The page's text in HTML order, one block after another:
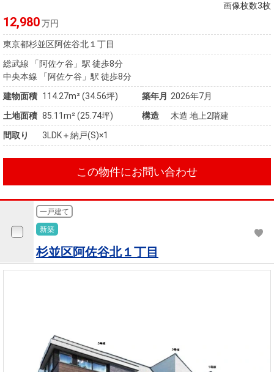
（電子ブ
ック）
画像枚数3枚
12,980万円
東京都杉並区阿佐谷北１丁目
総武線 「阿佐ケ谷」駅 徒歩8分
中央本線 「阿佐ケ谷」駅 徒歩8分
建物面積 114.27m² (34.56坪) 築年月 2026年7月
土地面積 85.11m² (25.74坪) 構造
木造 地上2階建
間取り
3LDK＋納戸(S)×1
この物件にお問い合わせ
一戸建て
新築
杉並区阿佐谷北１丁目